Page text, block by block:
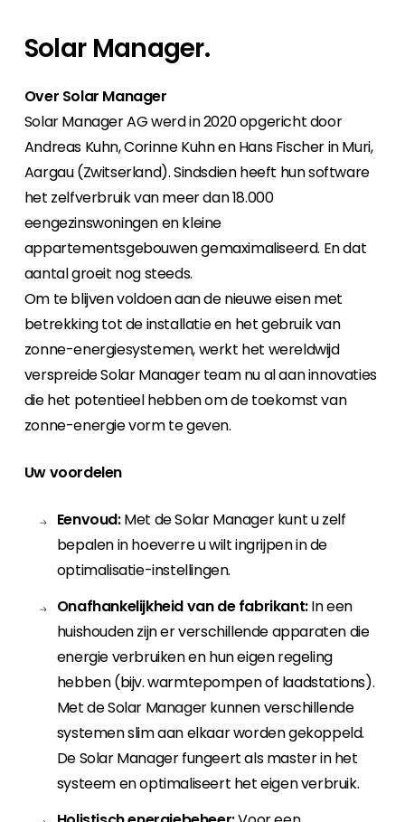
Ben je op zoek naar een baan in de
hernieuwbare energiesector? Dan ben je hier
aan het juiste adres!
Huiseigenaar
Als u op zoek bent naar belangrijke product-
en branche-informatie, dan vindt u die hier.
Solar Manager.
Over Solar Manager
Solar Manager AG werd in 2020 opgericht door
Andreas Kuhn, Corinne Kuhn en Hans Fischer in Muri,
Aargau (Zwitserland). Sindsdien heeft hun software
het zelfverbruik van meer dan 18.000
eengezinswoningen en kleine
appartementsgebouwen gemaximaliseerd. En dat
aantal groeit nog steeds.
Om te blijven voldoen aan de nieuwe eisen met
betrekking tot de installatie en het gebruik van
zonne-energiesystemen, werkt het wereldwijd
verspreide Solar Manager team nu al aan innovaties
die het potentieel hebben om de toekomst van
zonne-energie vorm te geven.
Uw voordelen
Eenvoud:Met de Solar Manager kunt u zelf
bepalen in hoeverre u wilt ingrijpen in de
optimalisatie-instellingen.
Onafhankelijkheid van de fabrikant:In een
huishouden zijn er verschillende apparaten die
energie verbruiken en hun eigen regeling
hebben (bijv. warmtepompen of laadstations).
Met de Solar Manager kunnen verschillende
systemen slim aan elkaar worden gekoppeld.
De Solar Manager fungeert als master in het
systeem en optimaliseert het eigen verbruik.